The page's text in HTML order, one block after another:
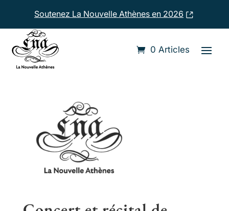
Soutenez La Nouvelle Athènes en 2026
0 Articles
Accueil